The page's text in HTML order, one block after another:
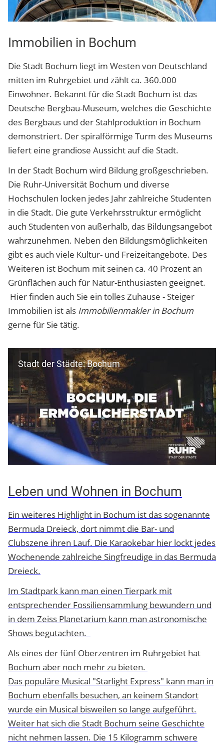
Immobilien in Bochum
Die Stadt Bochum liegt im Westen von Deutschland
mitten im Ruhrgebiet und zählt ca. 360.000
Einwohner. Bekannt für die Stadt Bochum ist das
Deutsche Bergbau-Museum, welches die Geschichte
des Bergbaus und der Stahlproduktion in Bochum
demonstriert. Der spiralförmige Turm des Museums
liefert eine grandiose Aussicht auf die Stadt.
In der Stadt Bochum wird Bildung großgeschrieben.
Die Ruhr-Universität Bochum und diverse
Hochschulen locken jedes Jahr zahlreiche Studenten
in die Stadt. Die gute Verkehrsstruktur ermöglicht
auch Studenten von außerhalb, das Bildungsangebot
wahrzunehmen. Neben den Bildungsmöglichkeiten
gibt es auch viele Kultur- und Freizeitangebote. Des
Weiteren ist Bochum mit seinen ca. 40 Prozent an
Grünflächen auch für Natur-Enthusiasten geeignet.
Hier finden auch Sie ein tolles Zuhause - Steiger
Immobilien ist als Immobilienmakler in Bochum
gerne für Sie tätig.
Stadt der Städte: Bochum
Leben und Wohnen in Bochum
Ein weiteres Highlight in Bochum ist das sogenannte
Bermuda Dreieck, dort nimmt die Bar- und
Clubszene ihren Lauf. Die Karaokebar hier lockt jedes
Wochenende zahlreiche Singfreudige in das Bermuda
Dreieck.
Im Stadtpark kann man einen Tierpark mit
entsprechender Fossiliensammlung bewundern und
in dem Zeiss Planetarium kann man astronomische
Shows begutachten.
Als eines der fünf Oberzentren im Ruhrgebiet hat
Bochum aber noch mehr zu bieten.
Das populäre Musical "Starlight Express" kann man in
Bochum ebenfalls besuchen, an keinem Standort
wurde ein Musical bisweilen so lange aufgeführt.
Weiter hat sich die Stadt Bochum seine Geschichte
nicht nehmen lassen. Die 15 Kilogramm schwere